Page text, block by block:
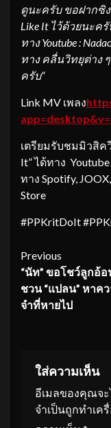
ดูนะครับขอฝากซิ
Like It ไว้ด้วยนะครั
ทาง Youtube :
ทาง คลื่นวิทยุต่าง ๆ
ครับ”
Link MV เพลง
เตรียมรับชมมิวสิควี
It” ได้ทาง
ทาง Spotify,
Store
#PPKritDoIt
Continue
Reading
Previous
“นัท” ขอโชว์ลูกอ้อ
ชวน “แปลน” หาค
จำที่หายไป
ใส่ความเห็น
อีเมลของคุณจ
จำเป็นถูกทำเค